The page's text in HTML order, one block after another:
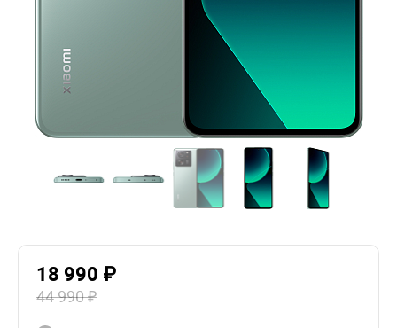
18 990 ₽
44 990 ₽